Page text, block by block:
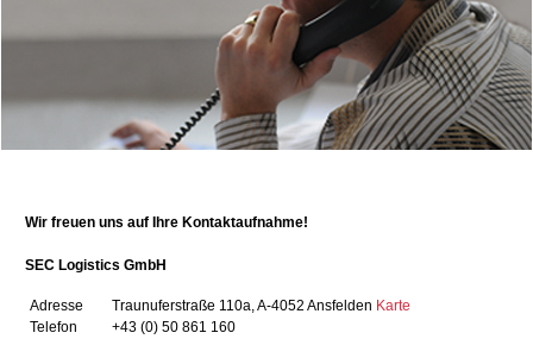
Wir freuen uns auf Ihre Kontaktaufnahme!
SEC Logistics GmbH
Adresse
Telefon
Traunuferstraße 110a, A-4052 Ansfelden Karte
+43 (0) 50 861 160